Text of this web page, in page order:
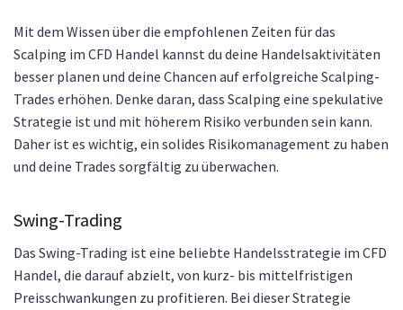
Mit dem Wissen über die empfohlenen Zeiten für das
Scalping im CFD Handel kannst du deine Handelsaktivitäten
besser planen und deine Chancen auf erfolgreiche Scalping-
Trades erhöhen. Denke daran, dass Scalping eine spekulative
Strategie ist und mit höherem Risiko verbunden sein kann.
Daher ist es wichtig, ein solides Risikomanagement zu haben
und deine Trades sorgfältig zu überwachen.
Swing-Trading
Das Swing-Trading ist eine beliebte Handelsstrategie im CFD
Handel, die darauf abzielt, von kurz- bis mittelfristigen
Preisschwankungen zu profitieren. Bei dieser Strategie